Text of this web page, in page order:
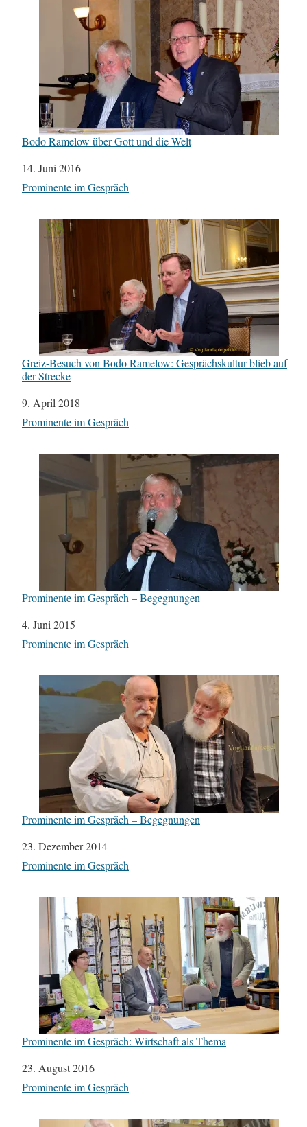
Bodo Ramelow über Gott und die Welt
Datum
14. Juni 2016
In Bezug auf
Prominente im Gespräch
Greiz-Besuch von Bodo Ramelow: Gesprächskultur blieb auf
der Strecke
Datum
9. April 2018
In Bezug auf
Prominente im Gespräch
Prominente im Gespräch – Begegnungen
Datum
4. Juni 2015
In Bezug auf
Prominente im Gespräch
Prominente im Gespräch – Begegnungen
Datum
23. Dezember 2014
In Bezug auf
Prominente im Gespräch
Prominente im Gespräch: Wirtschaft als Thema
Datum
23. August 2016
In Bezug auf
Prominente im Gespräch